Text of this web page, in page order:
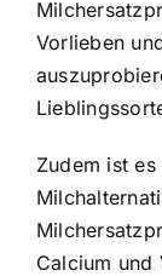
Vorlieben
Zudem ist
Calcium und